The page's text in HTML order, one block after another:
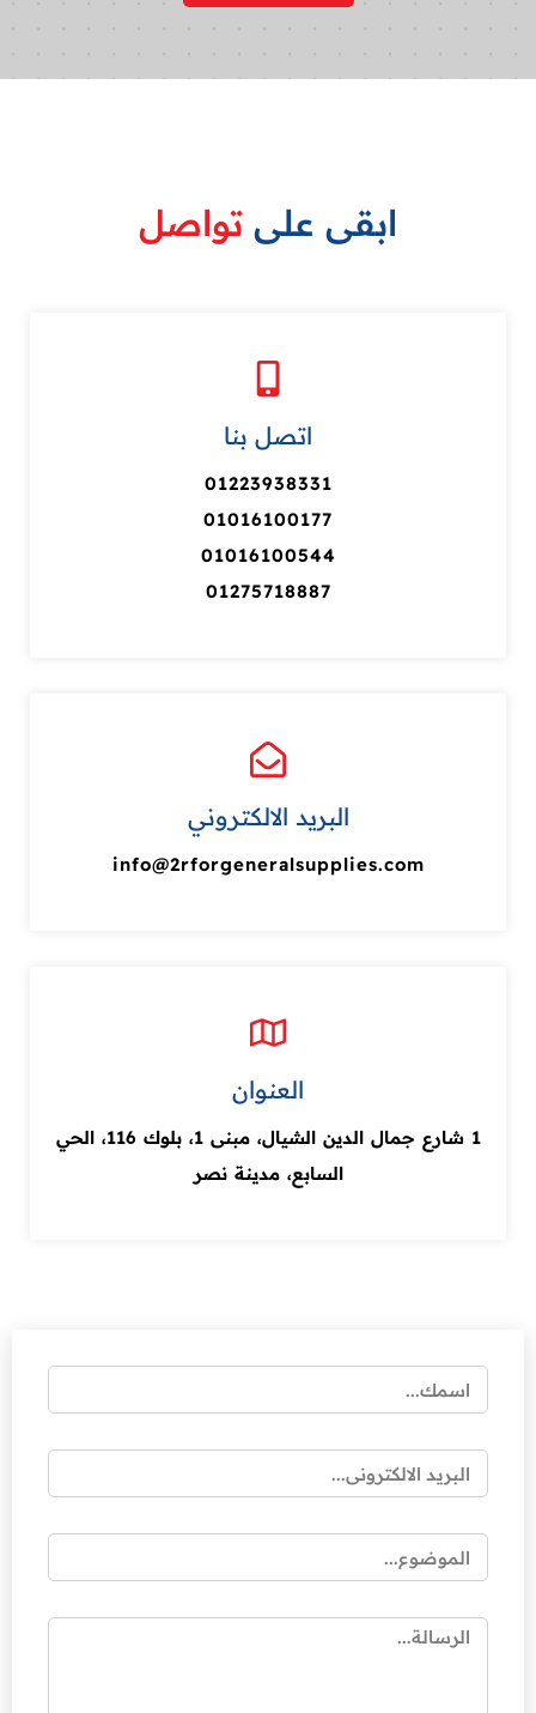
ابقى على تواصل
اتصل بنا
01223938331
01016100177
01016100544
01275718887
البريد الالكتروني
info@2rforgeneralsupplies.com
العنوان
1 شارع جمال الدين الشيال، مبنى 1، بلوك 116، الحي
السابع، مدينة نصر